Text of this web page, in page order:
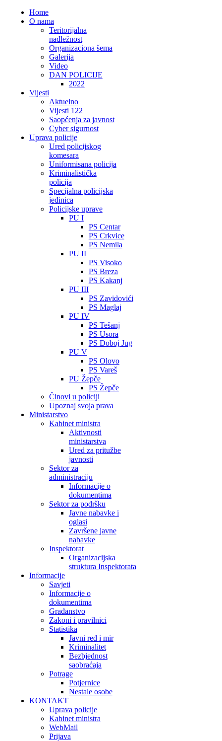
Home
O nama
Teritorijalna
nadležnost
Organizaciona šema
Galerija
Video
DAN POLICIJE
2022
Vijesti
Aktuelno
Vijesti 122
Saopćenja za javnost
Cyber sigurnost
Uprava policije
Ured policijskog
komesara
Uniformisana policija
Kriminalistička
policija
Specijalna policijska
jedinica
Policijske uprave
PU I
PS Centar
PS Crkvice
PS Nemila
PU II
PS Visoko
PS Breza
PS Kakanj
PU III
PS Zavidovići
PS Maglaj
PU IV
PS Tešanj
PS Usora
PS Doboj Jug
PU V
PS Olovo
PS Vareš
PU Žepče
PS Žepče
Činovi u policiji
Upoznaj svoja prava
Ministarstvo
Kabinet ministra
Aktivnosti
ministarstva
Ured za pritužbe
javnosti
Sektor za
administraciju
Informacije o
dokumentima
Sektor za podršku
Javne nabavke i
oglasi
Završene javne
nabavke
Inspektorat
Organizacijska
struktura Inspektorata
Informacije
Savjeti
Informacije o
dokumentima
Građanstvo
Zakoni i pravilnici
Statistika
Javni red i mir
Kriminalitet
Bezbjednost
saobraćaja
Potrage
Potjernice
Nestale osobe
KONTAKT
Uprava policije
Kabinet ministra
WebMail
Prijava